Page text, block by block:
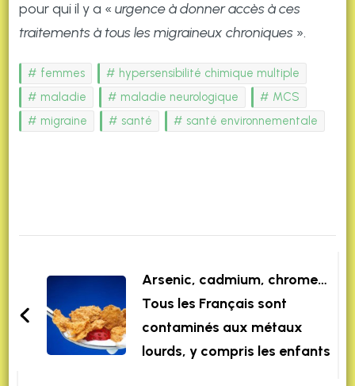
pour qui il y a « urgence à donner accès à ces
traitements à tous les migraineux chroniques».
femmes
hypersensibilité chimique multiple
maladie
maladie neurologique
MCS
migraine
santé santé environnementale
NavigationArsenic, cadmium, chrome…
Tous les Français sont
contaminés aux métaux
lourds, y compris les enfants